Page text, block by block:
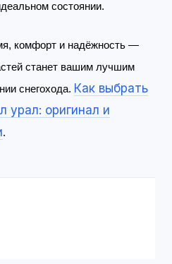
состоянии.
комфорт и надёжность —
станет вашим лучшим
снегохода. Как выбрать
урал: оригинал и
.